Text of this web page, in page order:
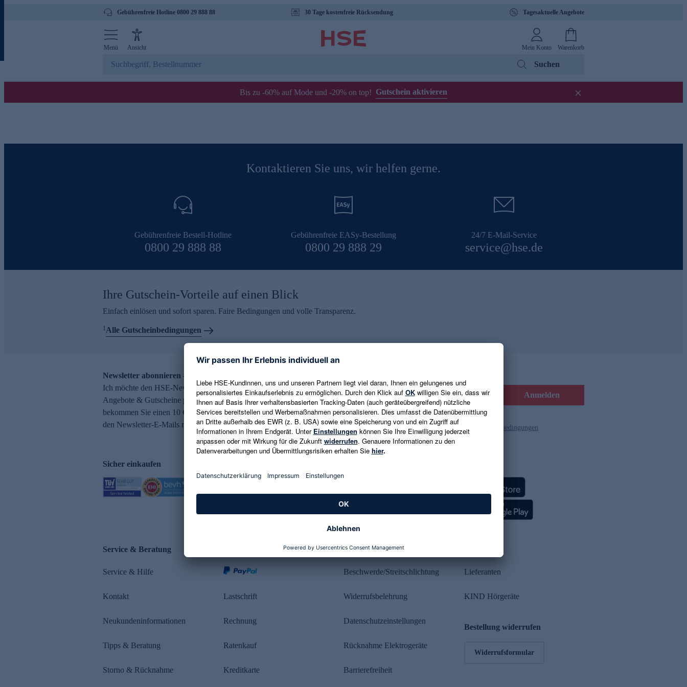
Gebührenfreie Hotline 0800 29 888 88 30 Tage kostenfreie Rücksendung Tagesaktuelle Angebote
Menü Ansicht Mein Konto Warenkorb
Suchen
Bis zu -60% auf Mode und -20% on top! Gutschein aktivieren
Kontaktieren Sie uns, wir helfen gerne.
Gebührenfreie Bestell-Hotline
0800 29 888 88
Gebührenfreie EASy-Bestellung
0800 29 888 29
24/7 E-Mail-Service
service@hse.de
Ihre Gutschein-Vorteile auf einen Blick
Einfach einlösen und sofort sparen. Faire Bedingungen und volle Transparenz.
1Alle Gutscheinbedingungen
Newsletter abonnieren – 10 € Gutschein erhalten
Ich möchte den HSE-Newsletter abonnieren und aktuelle Trends,
Angebote & Gutscheine per E-Mail erhalten. Als Dankeschön
bekommen Sie einen 10 € Gutschein. Eine Abmeldung ist jederzeit in
den Newsletter-E-Mails möglich.
E-Mail-Adresse eingeben Anmelden
Es gelten die Datenschutzrichtlinien und die Gutscheinbedingungen
Sicher einkaufen
Service & Beratung
Service & Hilfe
Kontakt
Neukundeninformationen
Tipps & Beratung
Storno & Rücknahme
Lastschrift
Rechnung
Ratenkauf
Kreditkarte
Rechtliches
Beschwerde/Streitschlichtung
Widerrufsbelehrung
Datenschutzeinstellungen
Rücknahme Elektrogeräte
Barrierefreiheit
Lieferanten
KIND Hörgeräte
Bestellung widerrufen
Widerrufsformular